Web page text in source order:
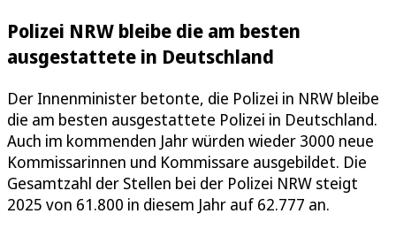
Polizei NRW bleibe die am besten
ausgestattete in Deutschland
Der Innenminister betonte, die Polizei in NRW bleibe
die am besten ausgestattete Polizei in Deutschland.
Auch im kommenden Jahr würden wieder 3000 neue
Kommissarinnen und Kommissare ausgebildet. Die
Gesamtzahl der Stellen bei der Polizei NRW steigt
2025 von 61.800 in diesem Jahr auf 62.777 an.